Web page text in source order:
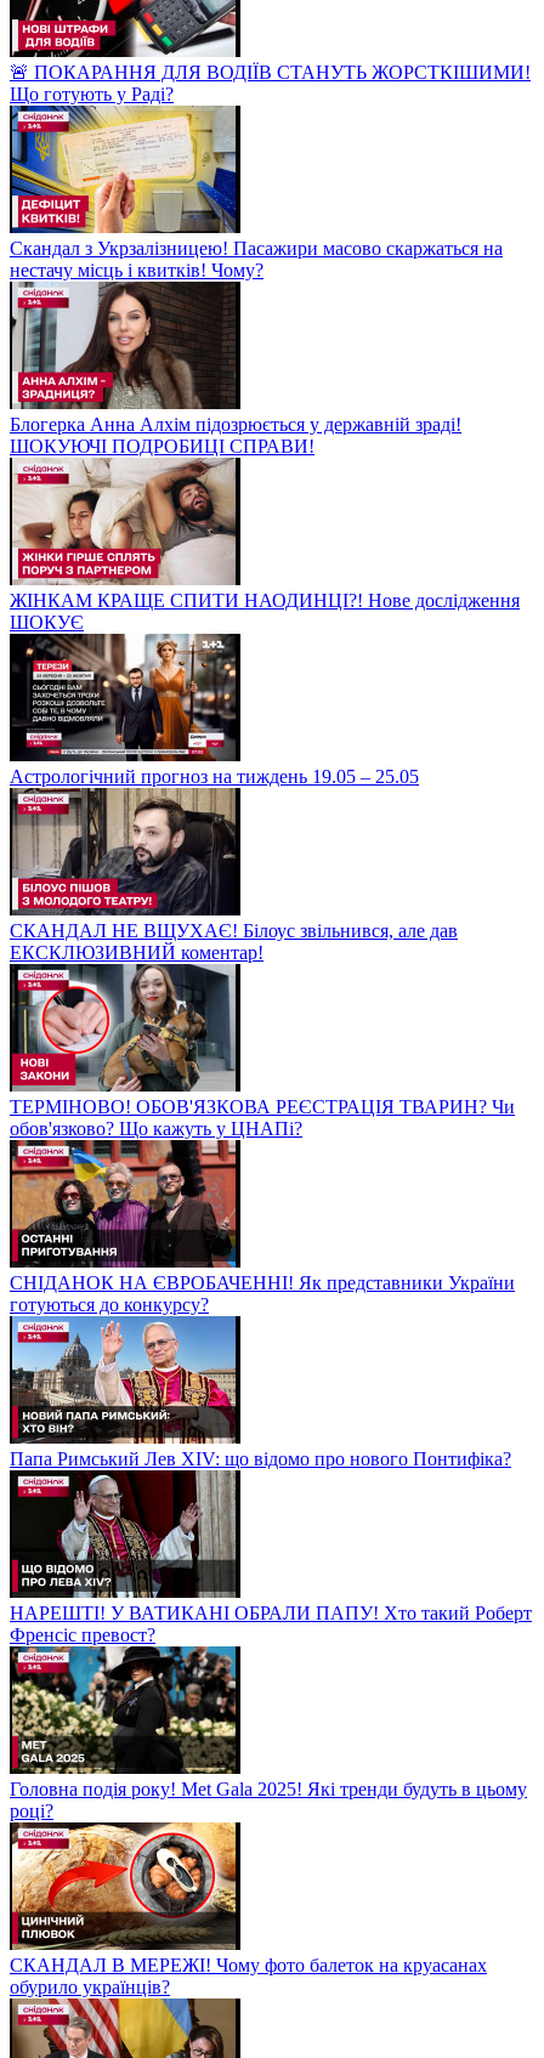
🚨 ПОКАРАННЯ ДЛЯ ВОДІЇВ СТАНУТЬ ЖОРСТКІШИМИ!
Що готують у Раді?
Скандал з Укрзалізницею! Пасажири масово скаржаться на
нестачу місць і квитків! Чому?
Блогерка Анна Алхім підозрюється у державній зраді!
ШОКУЮЧІ ПОДРОБИЦІ СПРАВИ!
ЖІНКАМ КРАЩЕ СПИТИ НАОДИНЦІ?! Нове дослідження
ШОКУЄ
Астрологічний прогноз на тиждень 19.05 – 25.05
СКАНДАЛ НЕ ВЩУХАЄ! Білоус звільнився, але дав
ЕКСКЛЮЗИВНИЙ коментар!
ТЕРМІНОВО! ОБОВ'ЯЗКОВА РЕЄСТРАЦІЯ ТВАРИН? Чи
обов'язково? Що кажуть у ЦНАПі?
СНІДАНОК НА ЄВРОБАЧЕННІ! Як представники України
готуються до конкурсу?
Папа Римський Лев XIV: що відомо про нового Понтифіка?
НАРЕШТІ! У ВАТИКАНІ ОБРАЛИ ПАПУ! Хто такий Роберт
Френсіс превост?
Головна подія року! Met Gala 2025! Які тренди будуть в цьому
році?
СКАНДАЛ В МЕРЕЖІ! Чому фото балеток на круасанах
обурило українців?